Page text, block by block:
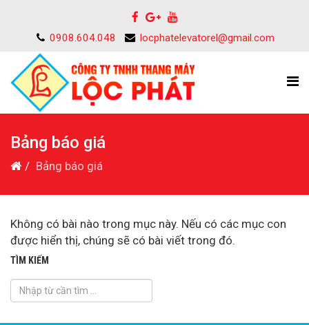
0908.604.048 locphatelevatorel@gmail.com
Bảng báo giá
Bảng báo giá
Không có bài nào trong mục này. Nếu có các mục con
được hiển thị, chúng sẽ có bài viết trong đó.
TÌM KIẾM